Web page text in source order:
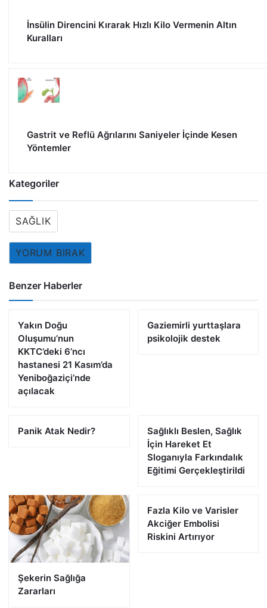
İnsülin Direncini Kırarak Hızlı Kilo Vermenin Altın
Kuralları
Gastrit ve Reflü Ağrılarını Saniyeler İçinde Kesen
Yöntemler
Kategoriler
SAĞLIK
YORUM BIRAK
Benzer Haberler
Yakın Doğu
Oluşumu’nun
KKTC’deki 6’ncı
hastanesi 21 Kasım’da
Yeniboğaziçi’nde
açılacak
Gaziemirli yurttaşlara
psikolojik destek
Panik Atak Nedir?
Sağlıklı Beslen, Sağlık
İçin Hareket Et
Sloganıyla Farkındalık
Eğitimi Gerçekleştirildi
Şekerin Sağlığa
Zararları
Fazla Kilo ve Varisler
Akciğer Embolisi
Riskini Artırıyor